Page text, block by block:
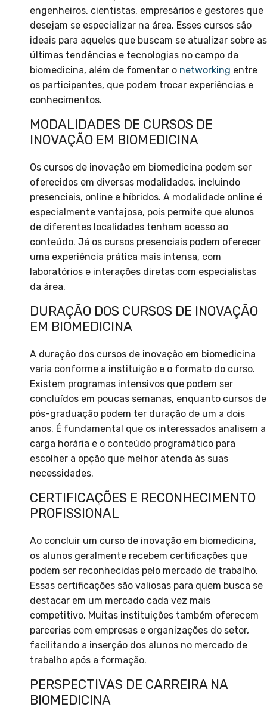
engenheiros, cientistas, empresários e gestores que
desejam se especializar na área. Esses cursos são
ideais para aqueles que buscam se atualizar sobre as
últimas tendências e tecnologias no campo da
biomedicina, além de fomentar o networking entre
os participantes, que podem trocar experiências e
conhecimentos.
MODALIDADES DE CURSOS DE
INOVAÇÃO EM BIOMEDICINA
Os cursos de inovação em biomedicina podem ser
oferecidos em diversas modalidades, incluindo
presenciais, online e híbridos. A modalidade online é
especialmente vantajosa, pois permite que alunos
de diferentes localidades tenham acesso ao
conteúdo. Já os cursos presenciais podem oferecer
uma experiência prática mais intensa, com
laboratórios e interações diretas com especialistas
da área.
DURAÇÃO DOS CURSOS DE INOVAÇÃO
EM BIOMEDICINA
A duração dos cursos de inovação em biomedicina
varia conforme a instituição e o formato do curso.
Existem programas intensivos que podem ser
concluídos em poucas semanas, enquanto cursos de
pós-graduação podem ter duração de um a dois
anos. É fundamental que os interessados analisem a
carga horária e o conteúdo programático para
escolher a opção que melhor atenda às suas
necessidades.
CERTIFICAÇÕES E RECONHECIMENTO
PROFISSIONAL
Ao concluir um curso de inovação em biomedicina,
os alunos geralmente recebem certificações que
podem ser reconhecidas pelo mercado de trabalho.
Essas certificações são valiosas para quem busca se
destacar em um mercado cada vez mais
competitivo. Muitas instituições também oferecem
parcerias com empresas e organizações do setor,
facilitando a inserção dos alunos no mercado de
trabalho após a formação.
PERSPECTIVAS DE CARREIRA NA
BIOMEDICINA